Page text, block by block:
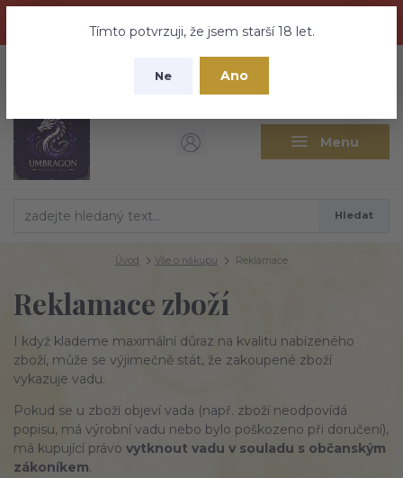
nebuďte vyděšeni zde najdete vše a ještě mnohem víc
Tímto potvrzuji, že jsem starší 18 let.
Ne Ano
Menu
CZK
Hledat
Úvod Vše o nákupu Reklamace
Reklamace zboží
I když klademe maximální důraz na kvalitu nabízeného
zboží, může se výjimečně stát, že zakoupené zboží
vykazuje vadu.
Pokud se u zboží objeví vada (např. zboží neodpovídá
popisu, má výrobní vadu nebo bylo poškozeno při doručení),
má kupující právo vytknout vadu v souladu s občanským
zákoníkem.